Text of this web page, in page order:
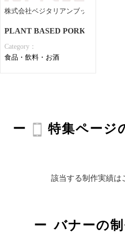
株式会社ベジタリアンブッチャージャ
PLANT BASED PORK
Category：
食品・飲料・お酒
特集ページ
該当する制作実績は
バナーの